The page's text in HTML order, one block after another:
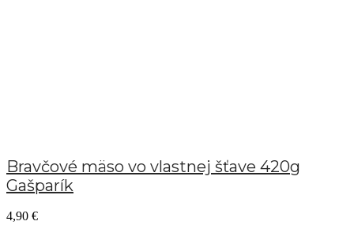
Bravčové mäso vo vlastnej šťave 420g
Gašparík
4,90 €